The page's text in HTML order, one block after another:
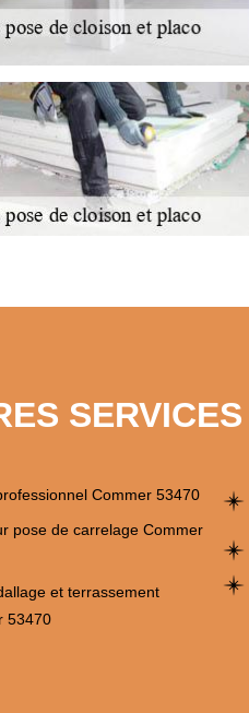
SERVICES
Commer 53470
pose de carrelage Commer
et terrassement
53470